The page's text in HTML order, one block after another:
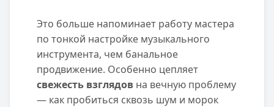
Это больше напоминает работу мастера
по тонкой настройке музыкального
инструмента, чем банальное
продвижение. Особенно цепляет
свежесть взглядов на вечную проблему
— как пробиться сквозь шум и морок